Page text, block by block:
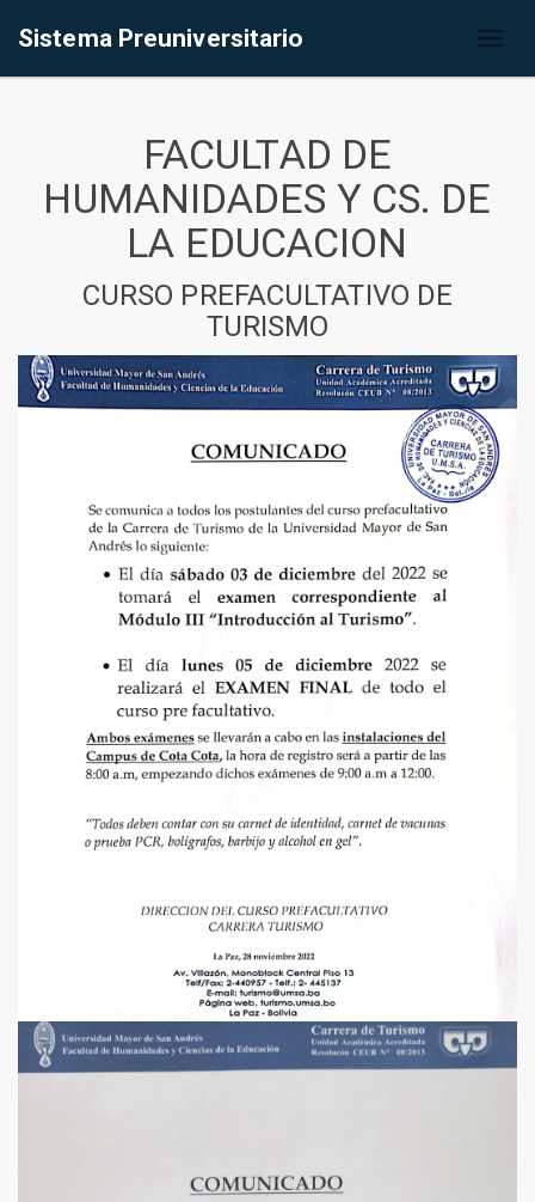
Sistema Preuniversitario
FACULTAD DE
HUMANIDADES Y CS. DE
LA EDUCACION
CURSO PREFACULTATIVO DE
TURISMO